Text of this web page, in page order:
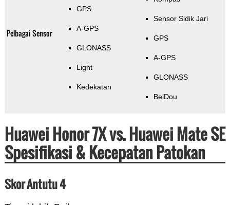
Pelbagai Sensor
GPS
A-GPS
GLONASS
Light
Kedekatan
Sensor Sidik Jari
GPS
A-GPS
GLONASS
BeiDou
Huawei Honor 7X vs. Huawei Mate SE
Spesifikasi & Kecepatan Patokan
Skor Antutu 4